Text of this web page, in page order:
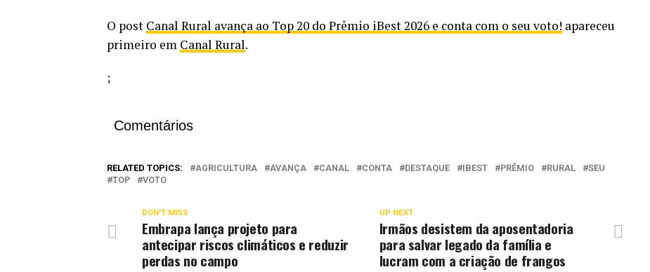
O post Canal Rural avança ao Top 20 do Prêmio iBest 2026 e conta com o seu voto! apareceu
primeiro em Canal Rural.
;
Comentários
RELATED TOPICS: AGRICULTURA AVANÇA CANAL CONTA DESTAQUE IBEST PRÊMIO RURAL
SEU
TOP
VOTO
UP NEXT
Irmãos desistem da aposentadoria
para salvar legado da família e
lucram com a criação de frangos
DON'T MISS
Embrapa lança projeto para
antecipar riscos climáticos e reduzir
perdas no campo